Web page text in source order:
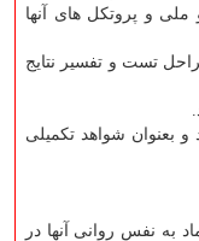
و پروتکل های آنها
تست و تفسیر نتایج
بعنوان شواهد تکمیلی
تا احساس ایمن بودن، اعتماد به نفس روانی آنها در